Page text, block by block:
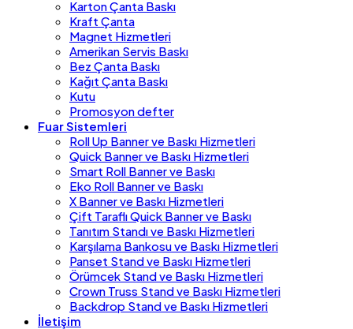
Karton Çanta Baskı
Kraft Çanta
Magnet Hizmetleri
Amerikan Servis Baskı
Bez Çanta Baskı
Kağıt Çanta Baskı
Kutu
Promosyon defter
Fuar Sistemleri
Roll Up Banner ve Baskı Hizmetleri
Quick Banner ve Baskı Hizmetleri
Smart Roll Banner ve Baskı
Eko Roll Banner ve Baskı
X Banner ve Baskı Hizmetleri
Çift Taraflı Quick Banner ve Baskı
Tanıtım Standı ve Baskı Hizmetleri
Karşılama Bankosu ve Baskı Hizmetleri
Panset Stand ve Baskı Hizmetleri
Örümcek Stand ve Baskı Hizmetleri
Crown Truss Stand ve Baskı Hizmetleri
Backdrop Stand ve Baskı Hizmetleri
İletişim